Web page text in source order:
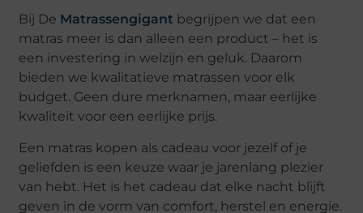
Bij De Matrassengigant begrijpen we dat een
matras meer is dan alleen een product – het is
een investering in welzijn en geluk. Daarom
bieden we kwalitatieve matrassen voor elk
budget. Geen dure merknamen, maar eerlijke
kwaliteit voor een eerlijke prijs.
Een matras kopen als cadeau voor jezelf of je
geliefden is een keuze waar je jarenlang plezier
van hebt. Het is het cadeau dat elke nacht blijft
geven in de vorm van comfort, herstel en energie.